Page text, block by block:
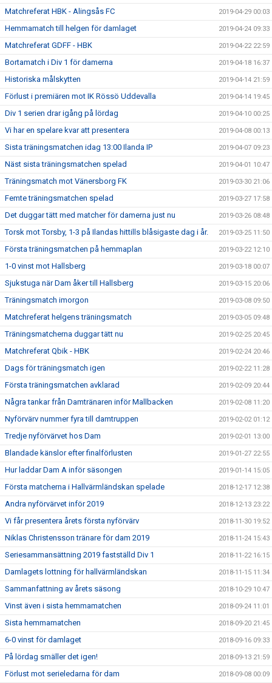
Matchreferat HBK - Alingsås FC 2019-04-29 00:03
Hemmamatch till helgen för damlaget 2019-04-24 09:33
Matchreferat GDFF - HBK 2019-04-22 22:59
Bortamatch i Div 1 för damerna 2019-04-18 16:37
Historiska målskytten 2019-04-14 21:59
Förlust i premiären mot IK Rössö Uddevalla 2019-04-14 19:45
Div 1 serien drar igång på lördag 2019-04-10 00:25
Vi har en spelare kvar att presentera 2019-04-08 00:13
Sista träningsmatchen idag 13:00 Ilanda IP 2019-04-07 09:23
Näst sista träningsmatchen spelad 2019-04-01 10:47
Träningsmatch mot Vänersborg FK 2019-03-30 21:06
Femte träningsmatchen spelad 2019-03-27 17:58
Det duggar tätt med matcher för damerna just nu 2019-03-26 08:48
Torsk mot Torsby, 1-3 på Ilandas hittills blåsigaste dag i år. 2019-03-25 11:50
Första träningsmatchen på hemmaplan 2019-03-22 12:10
1-0 vinst mot Hallsberg 2019-03-18 00:07
Sjukstuga när Dam åker till Hallsberg 2019-03-15 20:06
Träningsmatch imorgon 2019-03-08 09:50
Matchreferat helgens träningsmatch 2019-03-05 09:48
Träningsmatcherna duggar tätt nu 2019-02-25 20:45
Matchreferat Qbik - HBK 2019-02-24 20:46
Dags för träningsmatch igen 2019-02-22 11:28
Första träningsmatchen avklarad 2019-02-09 20:44
Några tankar från Damtränaren inför Mallbacken 2019-02-08 11:20
Nyförvärv nummer fyra till damtruppen 2019-02-02 01:12
Tredje nyförvärvet hos Dam 2019-02-01 13:00
Blandade känslor efter finalförlusten 2019-01-27 22:55
Hur laddar Dam A inför säsongen 2019-01-14 15:05
Första matcherna i Hallvärmländskan spelade 2018-12-17 12:38
Andra nyförvärvet inför 2019 2018-12-13 23:22
Vi får presentera årets första nyförvärv 2018-11-30 19:52
Niklas Christensson tränare för dam 2019 2018-11-24 15:43
Seriesammansättning 2019 fastställd Div 1 2018-11-22 16:15
Damlagets lottning för hallvärmländskan 2018-11-15 11:34
Sammanfattning av årets säsong 2018-10-29 10:47
Vinst även i sista hemmamatchen 2018-09-24 11:01
Sista hemmamatchen 2018-09-20 21:45
6-0 vinst för damlaget 2018-09-16 09:33
På lördag smäller det igen! 2018-09-13 21:59
Förlust mot serieledarna för dam 2018-09-08 00:09